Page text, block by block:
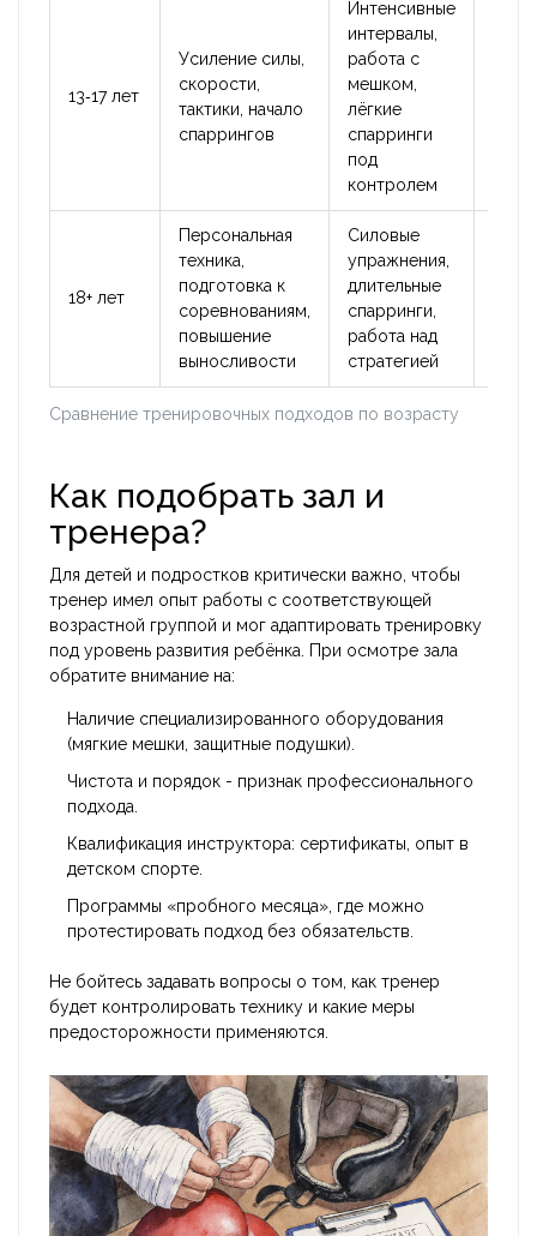
Сравнение тренировочных подходов по возрасту
13‑17 лет
Усиление силы,
скорости,
тактики, начало
спаррингов
Интенсивные
интервалы,
работа с
мешком,
лёгкие
спарринги
под
контролем
18+ лет
Персональная
техника,
подготовка к
соревнованиям,
повышение
выносливости
Силовые
упражнения,
длительные
спарринги,
работа над
стратегией
Как подобрать зал и
тренера?
Для детей и подростков критически важно, чтобы
тренер имел опыт работы с соответствующей
возрастной группой и мог адаптировать тренировку
под уровень развития ребёнка. При осмотре зала
обратите внимание на:
Наличие специализированного оборудования
(мягкие мешки, защитные подушки).
Чистота и порядок - признак профессионального
подхода.
Квалификация инструктора: сертификаты, опыт в
детском спорте.
Программы «пробного месяца», где можно
протестировать подход без обязательств.
Не бойтесь задавать вопросы о том, как тренер
будет контролировать технику и какие меры
предосторожности применяются.